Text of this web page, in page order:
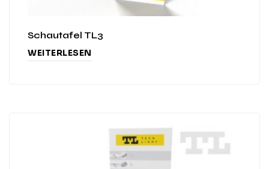
Schautafel TL3
WEITERLESEN